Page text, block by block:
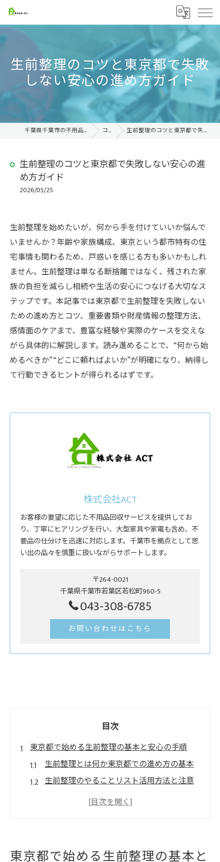
生前整理のコツと東京都で失敗
しない安心の進め方ガイド
千葉県千葉市の不用品回収なら株式会社ACT コラム 生前整理のコツと東京都で失敗しない安心の進め方ガイド
生前整理のコツと東京都で失敗しない安心の進
め方ガイド
2026/05/25
生前整理を始めたいが、何から手を付けていいか悩んで
いませんか？年齢や家族構成、東京という都市特有の住
宅事情も関わるため、戸惑いを感じる方も多いかもしれ
ません。生前整理は単なる断捨離ではなく、残された家
族の負担を減らし相続や生活の安心につなげる大切なス
テップです。本記事では東京都で生前整理を失敗しない
ための進め方とコツ、重要書類や財産情報の整理方法、
感情面のケアまで、豊富な経験や実際のケースを交えな
がら具体的に解説します。読み進めることで、“何から始
めるべきか”“どこに頼ればよいか”が明確になり、納得し
て行動できるヒントが得られるはずです。
株式会社ACT
お客様の要望に応じた不用品回収サービスを提供してお
り、丁寧にヒアリングを行い、大型家具や家電も含め、不
要品の仕分けを迅速に対応します。千葉市を拠点として思
い出の品々を慎重に扱いながらサポートします。
〒264-0021
千葉県千葉市若葉区若松町960-5
043-308-6785
お問い合わせはこちら
目次
東京都で始める生前整理の基本と安心の手順
生前整理とは何か東京都での進め方の基本
生前整理のやることリスト活用方法と注意
び方
東京都で始める生前整理の基本と